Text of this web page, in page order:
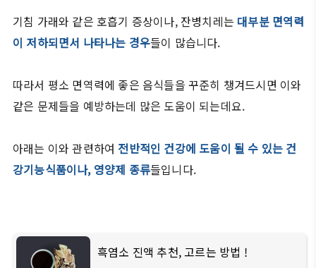
기침 가래와 같은 호흡기 증상이나, 잔병치레는 대부분 면역력
이 저하되면서 나타나는 경우들이 많습니다.
따라서 평소 면역력에 좋은 음식들을 꾸준히 챙겨드시면 이와
같은 문제들을 예방하는데 많은 도움이 되는데요.
아래는 이와 관련하여전반적인 건강에 도움이 될 수 있는 건
강기능식품이나, 영양제 종류들입니다.
흑염소 진액 추천, 고르는 방법 !